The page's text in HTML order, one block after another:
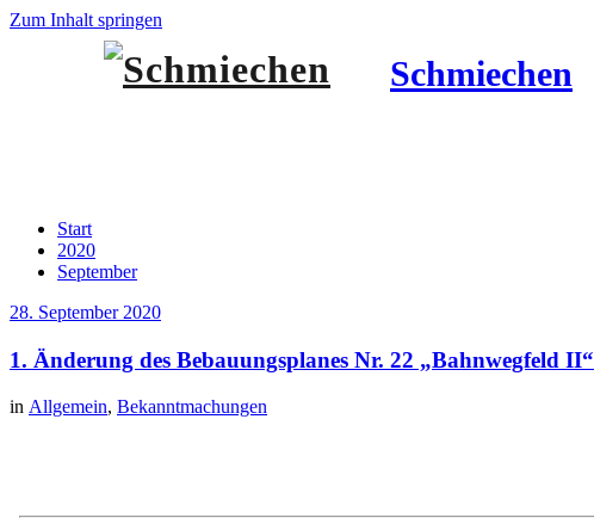
Zum Inhalt springen
Schmiechen
Start
2020
September
28. September 2020
1. Änderung des Bebauungsplanes Nr. 22 „Bahnwegfeld II“
in Allgemein, Bekanntmachungen